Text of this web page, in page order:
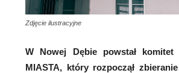
Zdjęcie ilustracyjne
W Nowej Dębie powstał komitet
MIASTA, który rozpoczął